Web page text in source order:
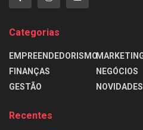
Categorias
EMPREENDEDORISMO
FINANÇAS
GESTÃO
NEGÓCIOS
NOVIDADES
Recentes